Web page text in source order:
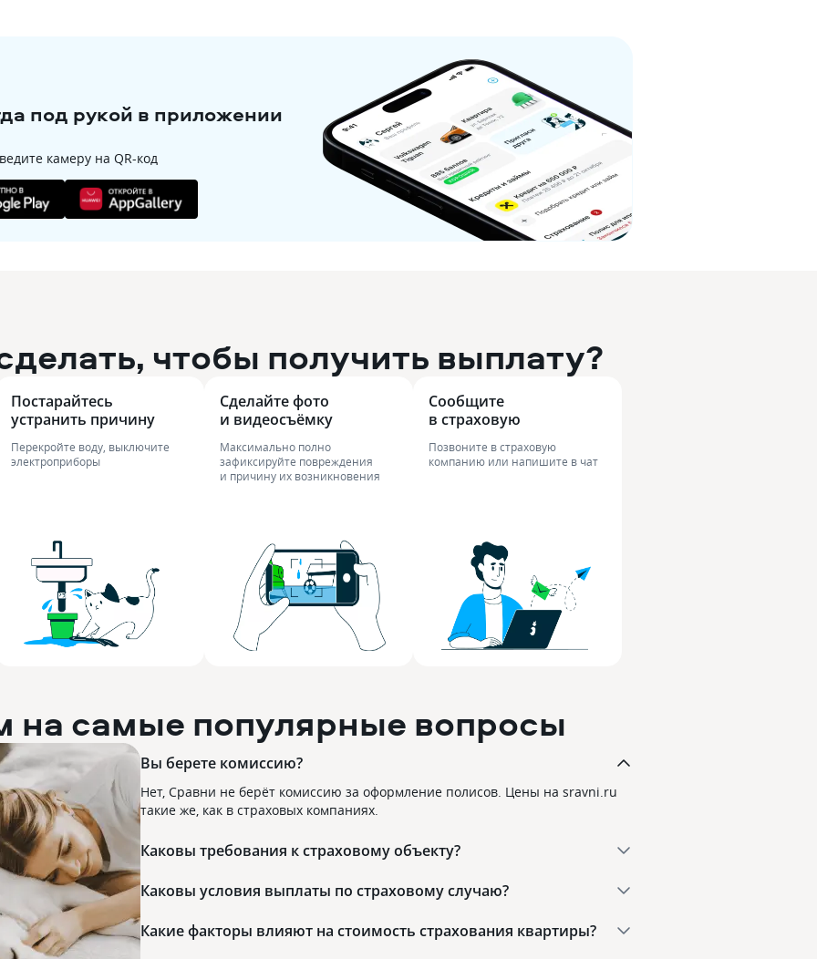
под рукой в приложении
камеру на QR-код
чтобы получить выплату?
Постарайтесь
устранить причину
Перекройте воду, выключите
электроприборы
Сделайте фото
и видеосъёмку
Максимально полно
зафиксируйте повреждения
и причину их возникновения
Сообщите
в страховую
Позвоните в страховую
компанию или напишите в чат
на самые популярные вопросы
Вы берете комиссию?
Нет, Сравни не берёт комиссию за оформление полисов. Цены на sravni.ru
такие же, как в страховых компаниях.
Каковы требования к страховому объекту?
Каковы условия выплаты по страховому случаю?
Какие факторы влияют на стоимость страхования квартиры?